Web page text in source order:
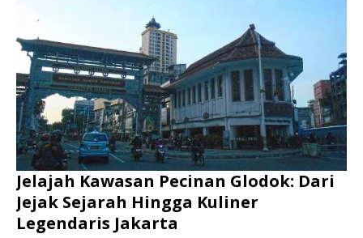
Jelajah Kawasan Pecinan Glodok: Dari
Jejak Sejarah Hingga Kuliner
Legendaris Jakarta